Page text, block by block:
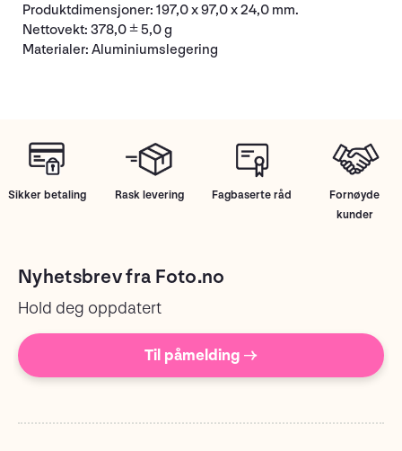
Produktdimensjoner: 197,0 x 97,0 x 24,0 mm.
Nettovekt: 378,0 ± 5,0 g
Materialer: Aluminiumslegering
Sikker betaling Rask levering Fagbaserte råd
Fornøyde
kunder
Nyhetsbrev fra Foto.no
Hold deg oppdatert
Til påmelding →